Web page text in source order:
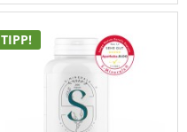
Original Sango Meeres
TIPP!